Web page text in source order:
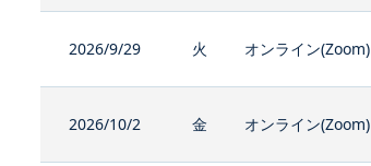
2026/9/29 火 オンライン(Zoom)
2026/10/2 金 オンライン(Zoom)